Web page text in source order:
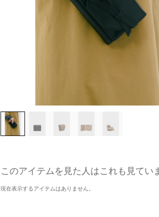
このアイテムを見た人はこれも見てい
現在表示するアイテムはありません。